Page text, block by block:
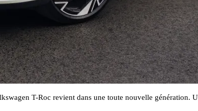
T-Roc revient dans une toute nouvelle génération.